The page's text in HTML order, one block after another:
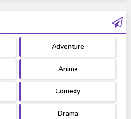
West Series
Adventure
Anime
Comedy
Drama